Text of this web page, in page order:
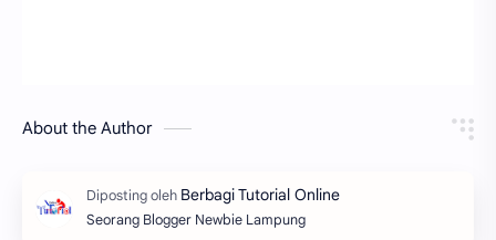
About the Author
Seorang Blogger Newbie Lampung